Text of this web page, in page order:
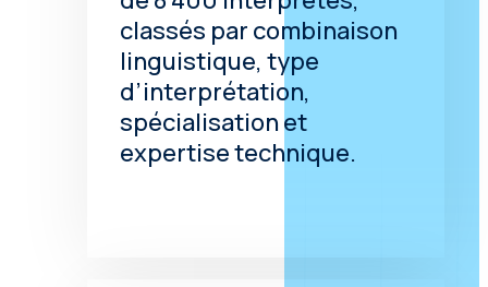
classés par combinaison
linguistique, type
d’interprétation,
spécialisation et
expertise technique.